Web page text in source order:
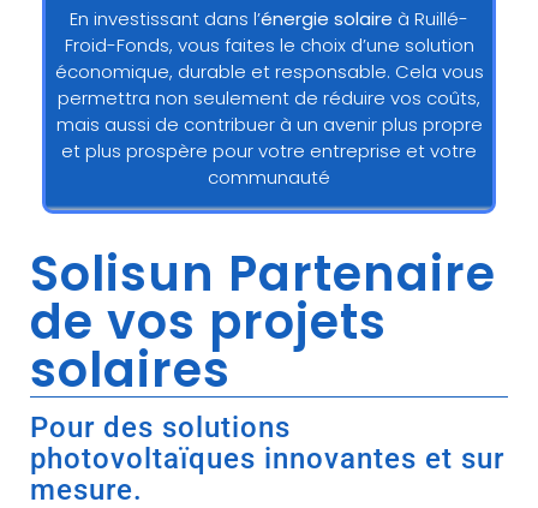
En investissant dans l’énergie solaire à Ruillé-
Froid-Fonds, vous faites le choix d’une solution
économique, durable et responsable. Cela vous
permettra non seulement de réduire vos coûts,
mais aussi de contribuer à un avenir plus propre
et plus prospère pour votre entreprise et votre
communauté
Solisun Partenaire
de vos projets
solaires
Pour des solutions
photovoltaïques innovantes et sur
mesure.